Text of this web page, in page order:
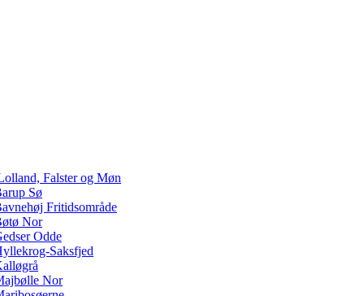
Falster og Møn
Sø
Fritidsområde
Nor
Odde
Saksfjed
Nor